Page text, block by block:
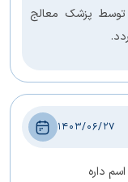
توسط پزشک معالج
1403/06/27
داره